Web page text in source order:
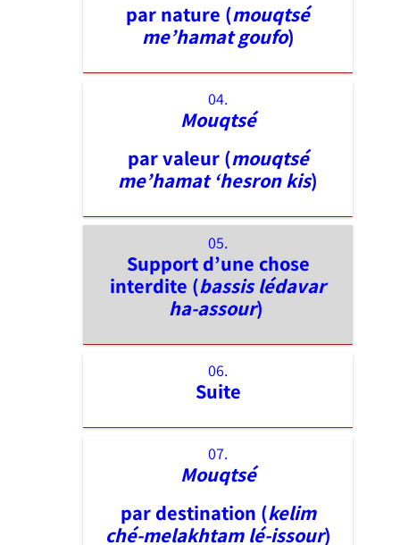
par nature (mouqtsé
me’hamat goufo)
04.
Mouqtsé
par valeur (mouqtsé
me’hamat ‘hesron kis)
05.
Support d’une chose
interdite (bassis lédavar
ha-assour)
06.
Suite
07.
Mouqtsé
par destination (kelim
ché-melakhtam lé-issour)